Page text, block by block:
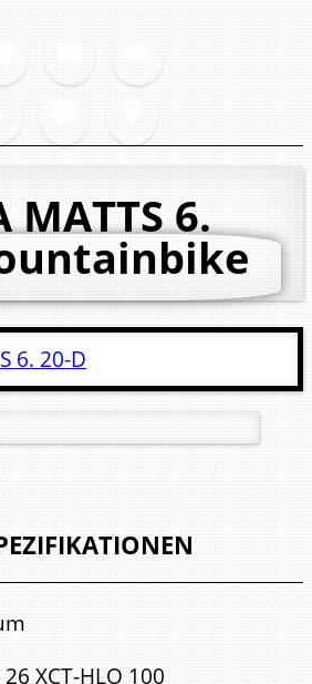
MATTS 6.
XCT-HLO 100